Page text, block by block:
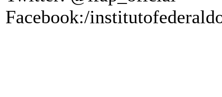
Facebook:/